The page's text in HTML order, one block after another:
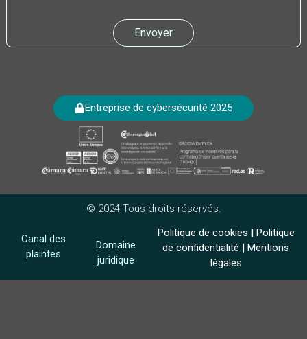
Envoyer
Entreprise de cybersécurité 2025
© 2024 Tous droits réservés.
Domaine
juridique
Canal des
plaintes
Politique de cookies | Politique
de confidentialité |Mentions
légales